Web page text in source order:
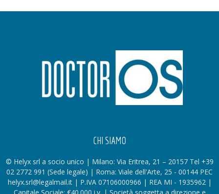
CHI SIAMO
© Helyx srl a socio unico | Milano: Via Eritrea, 21 – 20157 Tel +39
02 2772 991 (Sede legale) | Roma: Viale dell'Arte, 25 - 00144 PEC
helyx.srl@legalmail.it | P.IVA 07106000966 | REA MI - 1935962 |